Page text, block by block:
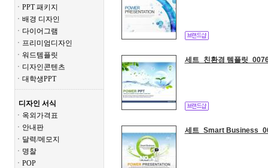
ㆍPPT 패키지
ㆍ배경 디자인
ㆍ다이어그램
ㆍ프리미엄디자인
ㆍ워드템플릿
ㆍ디자인콘텐츠
ㆍ대학생PPT
디자인 서식
ㆍ옥외가격표
ㆍ안내판
ㆍ달력/메모지
ㆍ명찰
ㆍPOP
세트_친환경 템플릿
세트_Smart